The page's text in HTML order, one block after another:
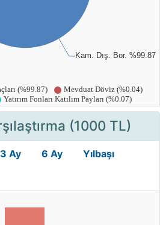
(1000 TL)
3 Ay 6 Ay Yılbaşı